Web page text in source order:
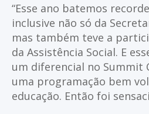
“Esse ano batemos
inclusive não só da
mas também teve a
da Assistência Social. E
um diferencial no Summit
uma programação bem
educação. Então foi